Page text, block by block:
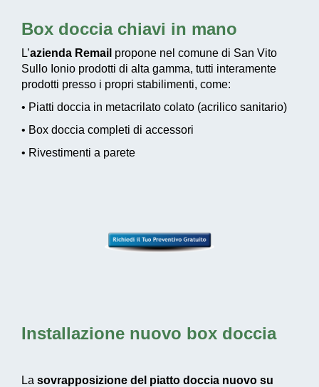
Box doccia chiavi in mano
L’azienda Remail propone nel comune di San Vito
Sullo Ionio prodotti di alta gamma, tutti interamente
prodotti presso i propri stabilimenti, come:
• Piatti doccia in metacrilato colato (acrilico sanitario)
• Box doccia completi di accessori
• Rivestimenti a parete
Installazione nuovo box doccia
La sovrapposizione del piatto doccia nuovo su